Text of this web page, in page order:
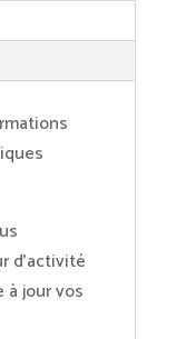
d’activité
jour vos